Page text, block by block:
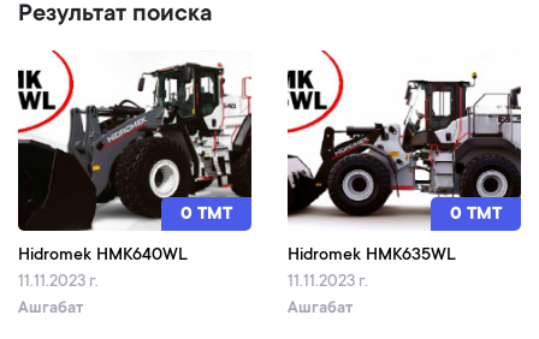
Результат поиска
0 TMT
Hidromek HMK640WL
11.11.2023 г.
Ашгабат
0 TMT
Hidromek HMK635WL
11.11.2023 г.
Ашгабат